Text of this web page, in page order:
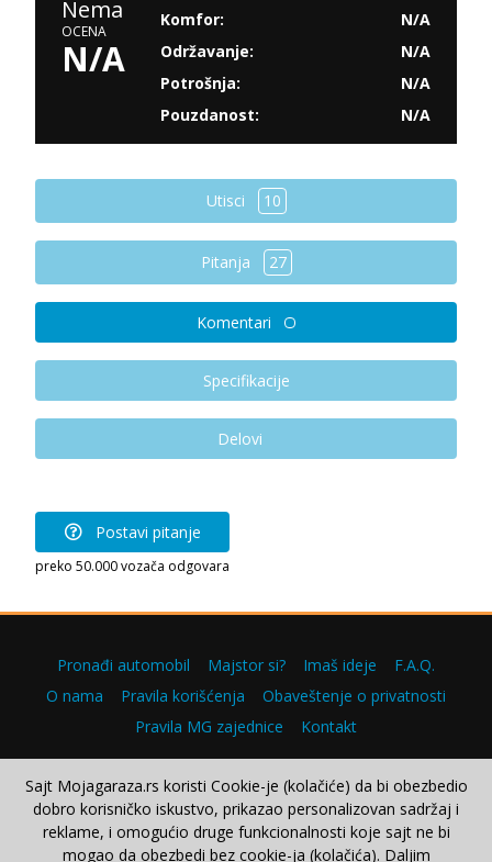
Nema
OCENA
N/A
Komfor:
N/A
Održavanje:
N/A
Potrošnja:
N/A
Pouzdanost:
N/A
Utisci 10
Pitanja 27
Komentari
Specifikacije
Delovi
Postavi pitanje
preko 50.000 vozača odgovara
Pronađi automobil Majstor si? Imaš ideje
F.A.Q.
O nama
Pravila korišćenja
Obaveštenje o privatnosti
Pravila MG zajednice
Kontakt
Copyright © 2000–2026.
Sajt Mojagaraza.rs koristi Cookie-je (kolačiće) da bi obezbedio
dobro korisničko iskustvo, prikazao personalizovan sadržaj i
reklame, i omogućio druge funkcionalnosti koje sajt ne bi
mogao da obezbedi bez cookie-ja (kolačića). Daljim